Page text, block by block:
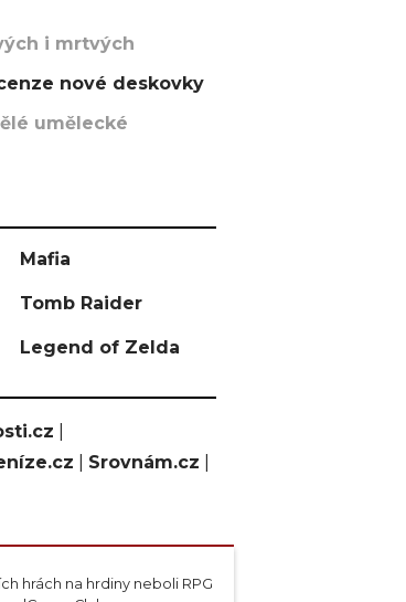
i mrtvých
nové deskovky
umělecké
Mafia
Tomb Raider
Legend of Zelda
Srovnám.cz
hrách na hrdiny neboli RPG